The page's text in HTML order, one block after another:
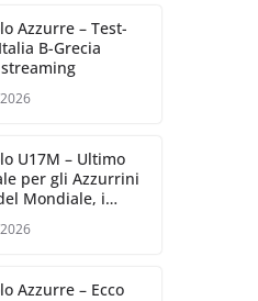
Azzurre – Test-
B-Grecia
U17M – Ultimo
per gli Azzurrini
Mondiale, i
Azzurre – Ecco